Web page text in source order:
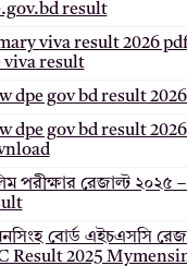
result
viva result 2026
viva result
dpe gov bd result
dpe gov bd result
পরীক্ষার রেজাল্ট ২০২৫
বোর্ড এইচএসসি
Result 2025